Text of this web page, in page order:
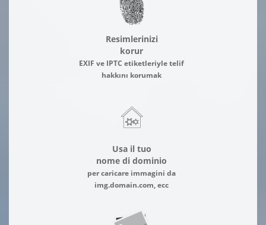
Resimlerinizi
korur
EXIF ve IPTC etiketleriyle telif
hakkını korumak
Usa il tuo
nome di dominio
per caricare immagini da
img.domain.com, ecc